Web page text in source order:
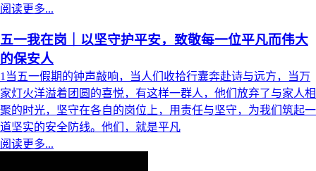
阅读更多...
五一我在岗｜以坚守护平安，致敬每一位平凡而伟大
的保安人
1当五一假期的钟声敲响，当人们收拾行囊奔赴诗与远方，当万
家灯火洋溢着团圆的喜悦，有这样一群人，他们放弃了与家人相
聚的时光，坚守在各自的岗位上，用责任与坚守，为我们筑起一
道坚实的安全防线。他们，就是平凡
阅读更多...